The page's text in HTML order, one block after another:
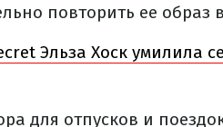
повторить ее образ
Эльза Хоск умилила
для отпусков и